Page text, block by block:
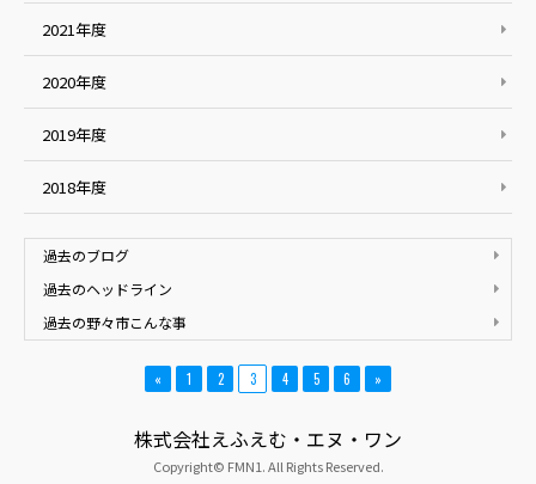
2021年度
2020年度
2019年度
2018年度
過去のブログ
過去のヘッドライン
過去の野々市こんな事
« 1 2 3 4 5 6 »
株式会社えふえむ・エヌ・ワン
Copyright© FMN1. All Rights Reserved.